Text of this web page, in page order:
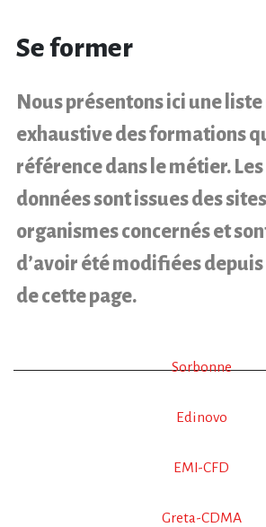
Se former
Nous présentons ici une liste
exhaustive des formations
référence dans le métier.
données sont issues des
organismes concernés et
d’avoir été modifiées
de cette page.
Sorbonne
Edinovo
EMI-CFD
Greta-CDMA